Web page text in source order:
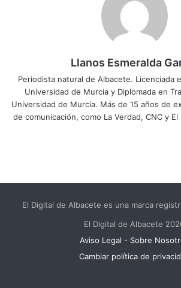
Llanos Esmeralda
Periodista natural de Albacete. Licenciada
Universidad de Murcia y Diplomada en
Universidad de Murcia. Más de 15 años de
de comunicación, como La Verdad, CNC y
El Digital de Albacete es una marca
El Digital de Albacete
Aviso Legal - Sobre
Cambiar política de